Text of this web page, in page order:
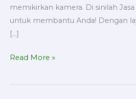
memikirkan kamera. Di sinilah
untuk membantu Anda! Dengan
[…]
Read More »